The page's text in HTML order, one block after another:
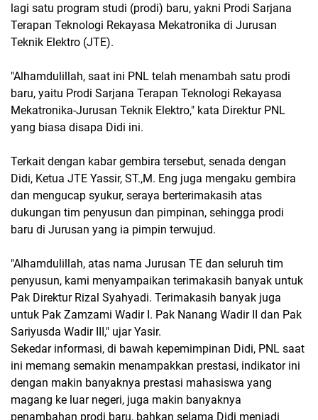
lagi satu program studi (prodi) baru, yakni Prodi Sarjana
Terapan Teknologi Rekayasa Mekatronika di Jurusan
Teknik Elektro (JTE).
"Alhamdulillah, saat ini PNL telah menambah satu prodi
baru, yaitu Prodi Sarjana Terapan Teknologi Rekayasa
Mekatronika-Jurusan Teknik Elektro," kata Direktur PNL
yang biasa disapa Didi ini.
Terkait dengan kabar gembira tersebut, senada dengan
Didi, Ketua JTE Yassir, ST.,M. Eng juga mengaku gembira
dan mengucap syukur, seraya berterimakasih atas
dukungan tim penyusun dan pimpinan, sehingga prodi
baru di Jurusan yang ia pimpin terwujud.
"Alhamdulillah, atas nama Jurusan TE dan seluruh tim
penyusun, kami menyampaikan terimakasih banyak untuk
Pak Direktur Rizal Syahyadi. Terimakasih banyak juga
untuk Pak Zamzami Wadir I. Pak Nanang Wadir II dan Pak
Sariyusda Wadir III," ujar Yasir.
Sekedar informasi, di bawah kepemimpinan Didi, PNL saat
ini memang semakin menampakkan prestasi, indikator ini
dengan makin banyaknya prestasi mahasiswa yang
magang ke luar negeri, juga makin banyaknya
penambahan prodi baru, bahkan selama Didi menjadi